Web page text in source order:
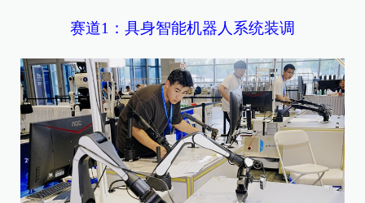
赛道1：具身智能机器人系统装调